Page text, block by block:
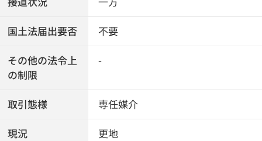
国土法届出要否 不要
その他の法令上
の制限
-
取引態様 専任媒介
現況 更地